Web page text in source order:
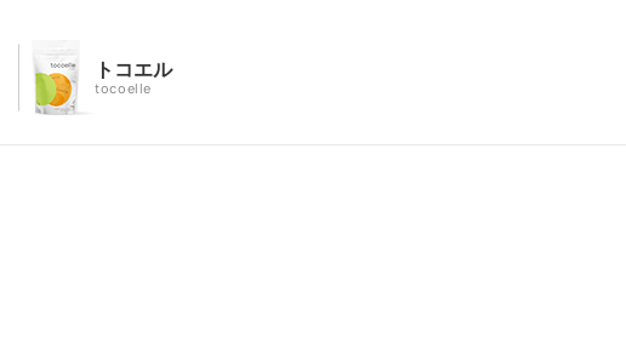
トコエル
tocoelle